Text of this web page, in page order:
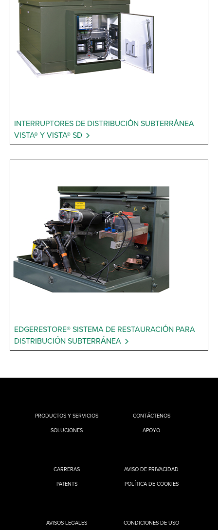
INTERRUPTORES DE DISTRIBUCIÓN SUBTERRÁNEA
VISTA® Y VISTA® SD
EDGERESTORE® SISTEMA DE RESTAURACIÓN PARA
DISTRIBUCIÓN SUBTERRÁNEA
PRODUCTOS Y SERVICIOS
SOLUCIONES
CONTÁCTENOS
APOYO
CARRERAS
PATENTS
AVISO DE PRIVACIDAD
POLÍTICA DE COOKIES
AVISOS LEGALES CONDICIONES DE USO